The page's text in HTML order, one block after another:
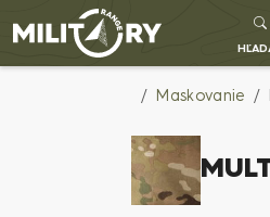
Army shop MILITARY RANGE
Maskovanie